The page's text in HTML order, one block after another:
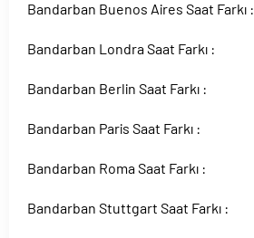
Bandarban Buenos Aires Saat Farkı :
Bandarban Londra Saat Farkı :
Bandarban Berlin Saat Farkı :
Bandarban Paris Saat Farkı :
Bandarban Roma Saat Farkı :
Bandarban Stuttgart Saat Farkı :